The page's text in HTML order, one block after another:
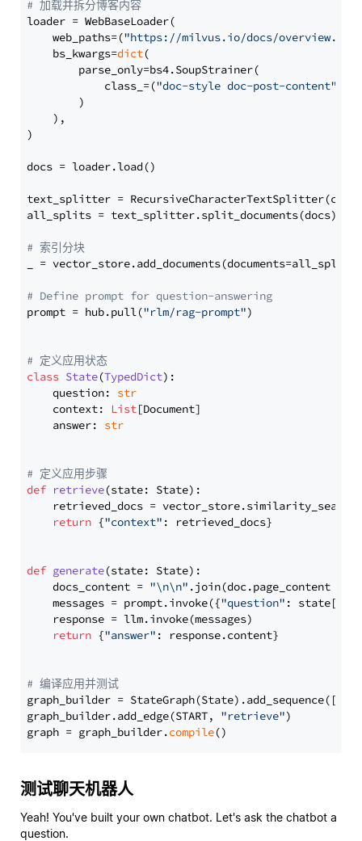
# 加载并拆分博客内容
loader = WebBaseLoader(
    web_paths=(
"https://milvus.io/docs/overview.md"
    bs_kwargs=
dict(
        parse_only=bs4.SoupStrainer(
            class_=(
"doc-style doc-post-content"
        )
    ),
)
docs = loader.load()
text_splitter =
all_splits = text_splitter.split_documents(docs)
# 索引分块
_ = vector_store.add_documents(documents=all_splits)
# Define prompt for question-answering
prompt = hub.pull("rlm/rag-prompt")
# 定义应用状态
class State(TypedDict):
    question:
str
    context:
List[Document]
    answer:
str
# 定义应用步骤
def retrieve(state: State):
retrieved_docs =
return {"context" : retrieved_docs}
def generate(state: State):
    docs_content =
"\n\n" .join(doc.page_content
    messages = prompt.invoke({
"question" : state[
    response = llm.invoke(messages)
return {"answer" : response.content}
# 编译应用并测试
graph_builder =
graph_builder.add_edge(START, "retrieve")
graph = graph_builder.compile
测试聊天机器人
Yeah! You've built your own chatbot. Let's ask the chatbot a
question.